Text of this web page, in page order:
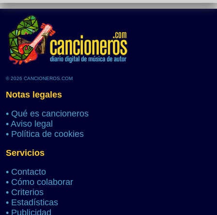
© 2026 CANCIONEROS.COM
Notas legales
• Qué es cancioneros
• Aviso legal
• Política de cookies
Servicios
• Contacto
• Cómo colaborar
• Criterios
• Estadísticas
• Publicidad